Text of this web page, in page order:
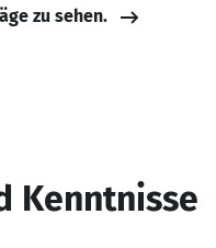
zu sehen.
Kenntnisse